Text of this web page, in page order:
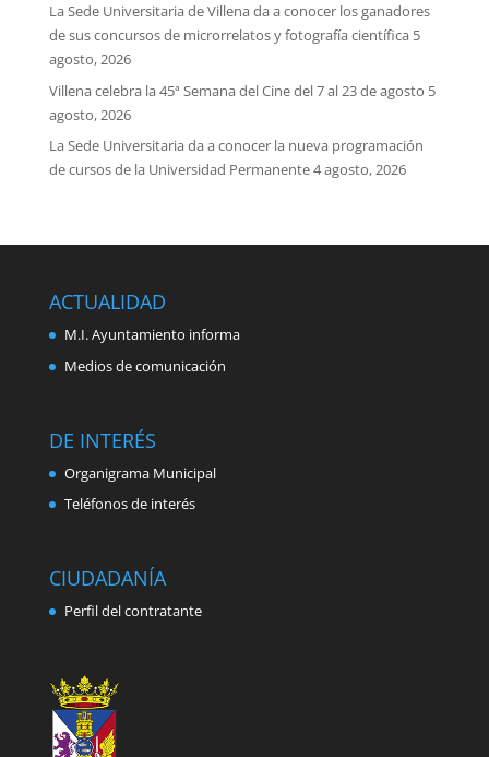
La Sede Universitaria de Villena da a conocer los ganadores
de sus concursos de microrrelatos y fotografía científica 5
agosto, 2026
Villena celebra la 45ª Semana del Cine del 7 al 23 de agosto 5
agosto, 2026
La Sede Universitaria da a conocer la nueva programación
de cursos de la Universidad Permanente4 agosto, 2026
ACTUALIDAD
M.I. Ayuntamiento informa
Medios de comunicación
DE INTERÉS
Organigrama Municipal
Teléfonos de interés
CIUDADANÍA
Perfil del contratante